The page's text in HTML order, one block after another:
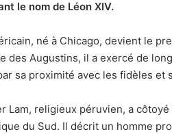
le nom de Léon XIV.
né à Chicago, devient le
des Augustins, il a exercé de
sa proximité avec les fidèles et
Lam, religieux péruvien, a
du Sud. Il décrit un homme